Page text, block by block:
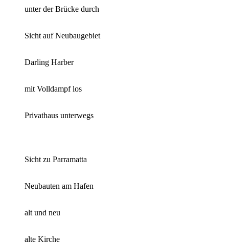
unter der Brücke durch
Sicht auf Neubaugebiet
Darling Harber
mit Volldampf los
Privathaus unterwegs
Sicht zu Parramatta
Neubauten am Hafen
alt und neu
alte Kirche